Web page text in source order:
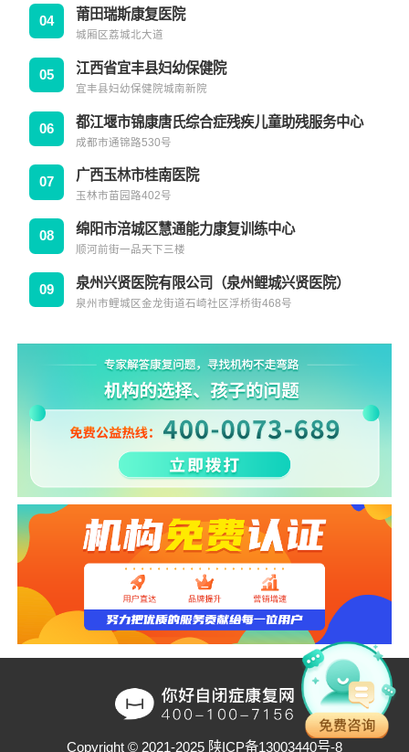
04 莆田瑞斯康复医院
城厢区荔城北大道
05 江西省宜丰县妇幼保健院
宜丰县妇幼保健院城南新院
06 都江堰市锦康唐氏综合症残疾儿童助残服务中心
成都市通锦路530号
07 广西玉林市桂南医院
玉林市苗园路402号
08 绵阳市涪城区慧通能力康复训练中心
顺河前街一品天下三楼
09 泉州兴贤医院有限公司（泉州鲤城兴贤医院）
泉州市鲤城区金龙街道石崎社区浮桥街468号
Copyright © 2021-2025 陕ICP备13003440号-8